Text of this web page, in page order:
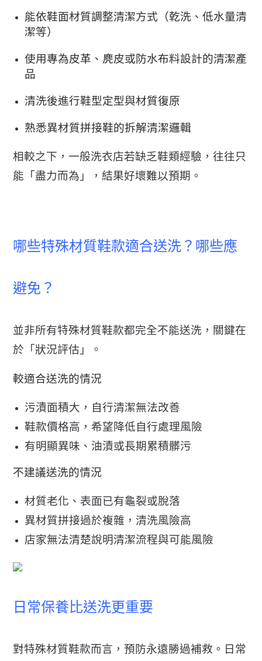
能依鞋面材質調整清潔方式（乾洗、低水量清
潔等）
使用專為皮革、麂皮或防水布料設計的清潔產
品
清洗後進行鞋型定型與材質復原
熟悉異材質拼接鞋的拆解清潔邏輯
相較之下，一般洗衣店若缺乏鞋類經驗，往往只
能「盡力而為」，結果好壞難以預期。
哪些特殊材質鞋款適合送洗？哪些應
避免？
並非所有特殊材質鞋款都完全不能送洗，關鍵在
於「狀況評估」。
較適合送洗的情況
污漬面積大，自行清潔無法改善
鞋款價格高，希望降低自行處理風險
有明顯異味、油漬或長期累積髒污
不建議送洗的情況
材質老化、表面已有龜裂或脫落
異材質拼接過於複雜，清洗風險高
店家無法清楚說明清潔流程與可能風險
日常保養比送洗更重要
對特殊材質鞋款而言，預防永遠勝過補救。 日常